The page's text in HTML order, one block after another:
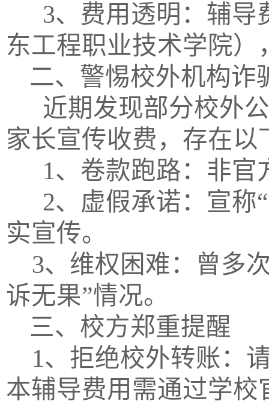
3、费用透明：辅
东工程职业技术学院）
二、警惕校外机构诈
近期发现部分校外
家长宣传收费，存在以
1、卷款跑路：非
2、虚假承诺：宣称
实宣传。
3、维权困难：曾多
诉无果”情况。
三、校方郑重提醒
1、拒绝校外转账：
本辅导费用需通过学